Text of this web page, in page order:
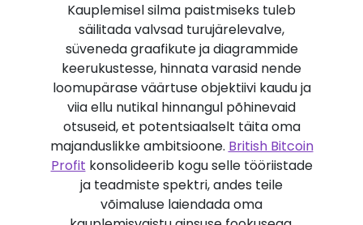
Kauplemisel silma paistmiseks tuleb
säilitada valvsad turujärelevalve,
süveneda graafikute ja diagrammide
keerukustesse, hinnata varasid nende
loomupärase väärtuse objektiivi kaudu ja
viia ellu nutikal hinnangul põhinevaid
otsuseid, et potentsiaalselt täita oma
majanduslikke ambitsioone. British Bitcoin
Profit konsolideerib kogu selle tööriistade
ja teadmiste spektri, andes teile
võimaluse laiendada oma